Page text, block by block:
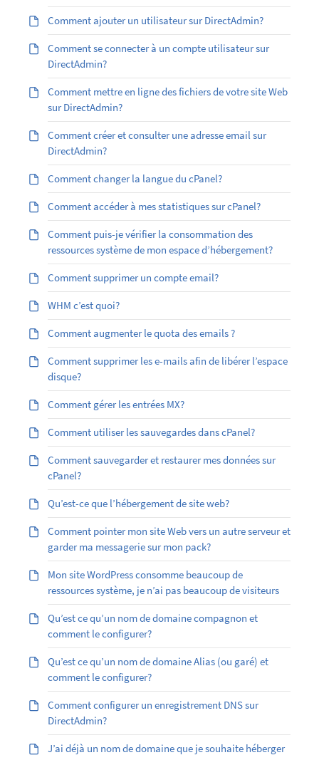
Comment ajouter un utilisateur sur DirectAdmin?
Comment se connecter à un compte utilisateur sur
DirectAdmin?
Comment mettre en ligne des fichiers de votre site Web
sur DirectAdmin?
Comment créer et consulter une adresse email sur
DirectAdmin?
Comment changer la langue du cPanel?
Comment accéder à mes statistiques sur cPanel?
Comment puis-je vérifier la consommation des
ressources système de mon espace d’hébergement?
Comment supprimer un compte email?
WHM c’est quoi?
Comment augmenter le quota des emails ?
Comment supprimer les e-mails afin de libérer l’espace
disque?
Comment gérer les entrées MX?
Comment utiliser les sauvegardes dans cPanel?
Comment sauvegarder et restaurer mes données sur
cPanel?
Qu’est-ce que l’hébergement de site web?
Comment pointer mon site Web vers un autre serveur et
garder ma messagerie sur mon pack?
Mon site WordPress consomme beaucoup de
ressources système, je n’ai pas beaucoup de visiteurs
Qu’est ce qu’un nom de domaine compagnon et
comment le configurer?
Qu’est ­ce qu’un nom de domaine Alias (ou garé) et
comment le configurer?
Comment configurer un enregistrement DNS sur
DirectAdmin?
J’ai déjà un nom de domaine que je souhaite héberger